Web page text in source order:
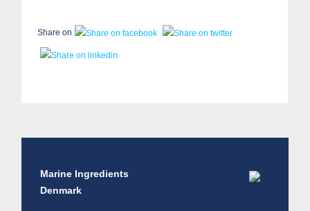
Share on
Marine Ingredients
Denmark